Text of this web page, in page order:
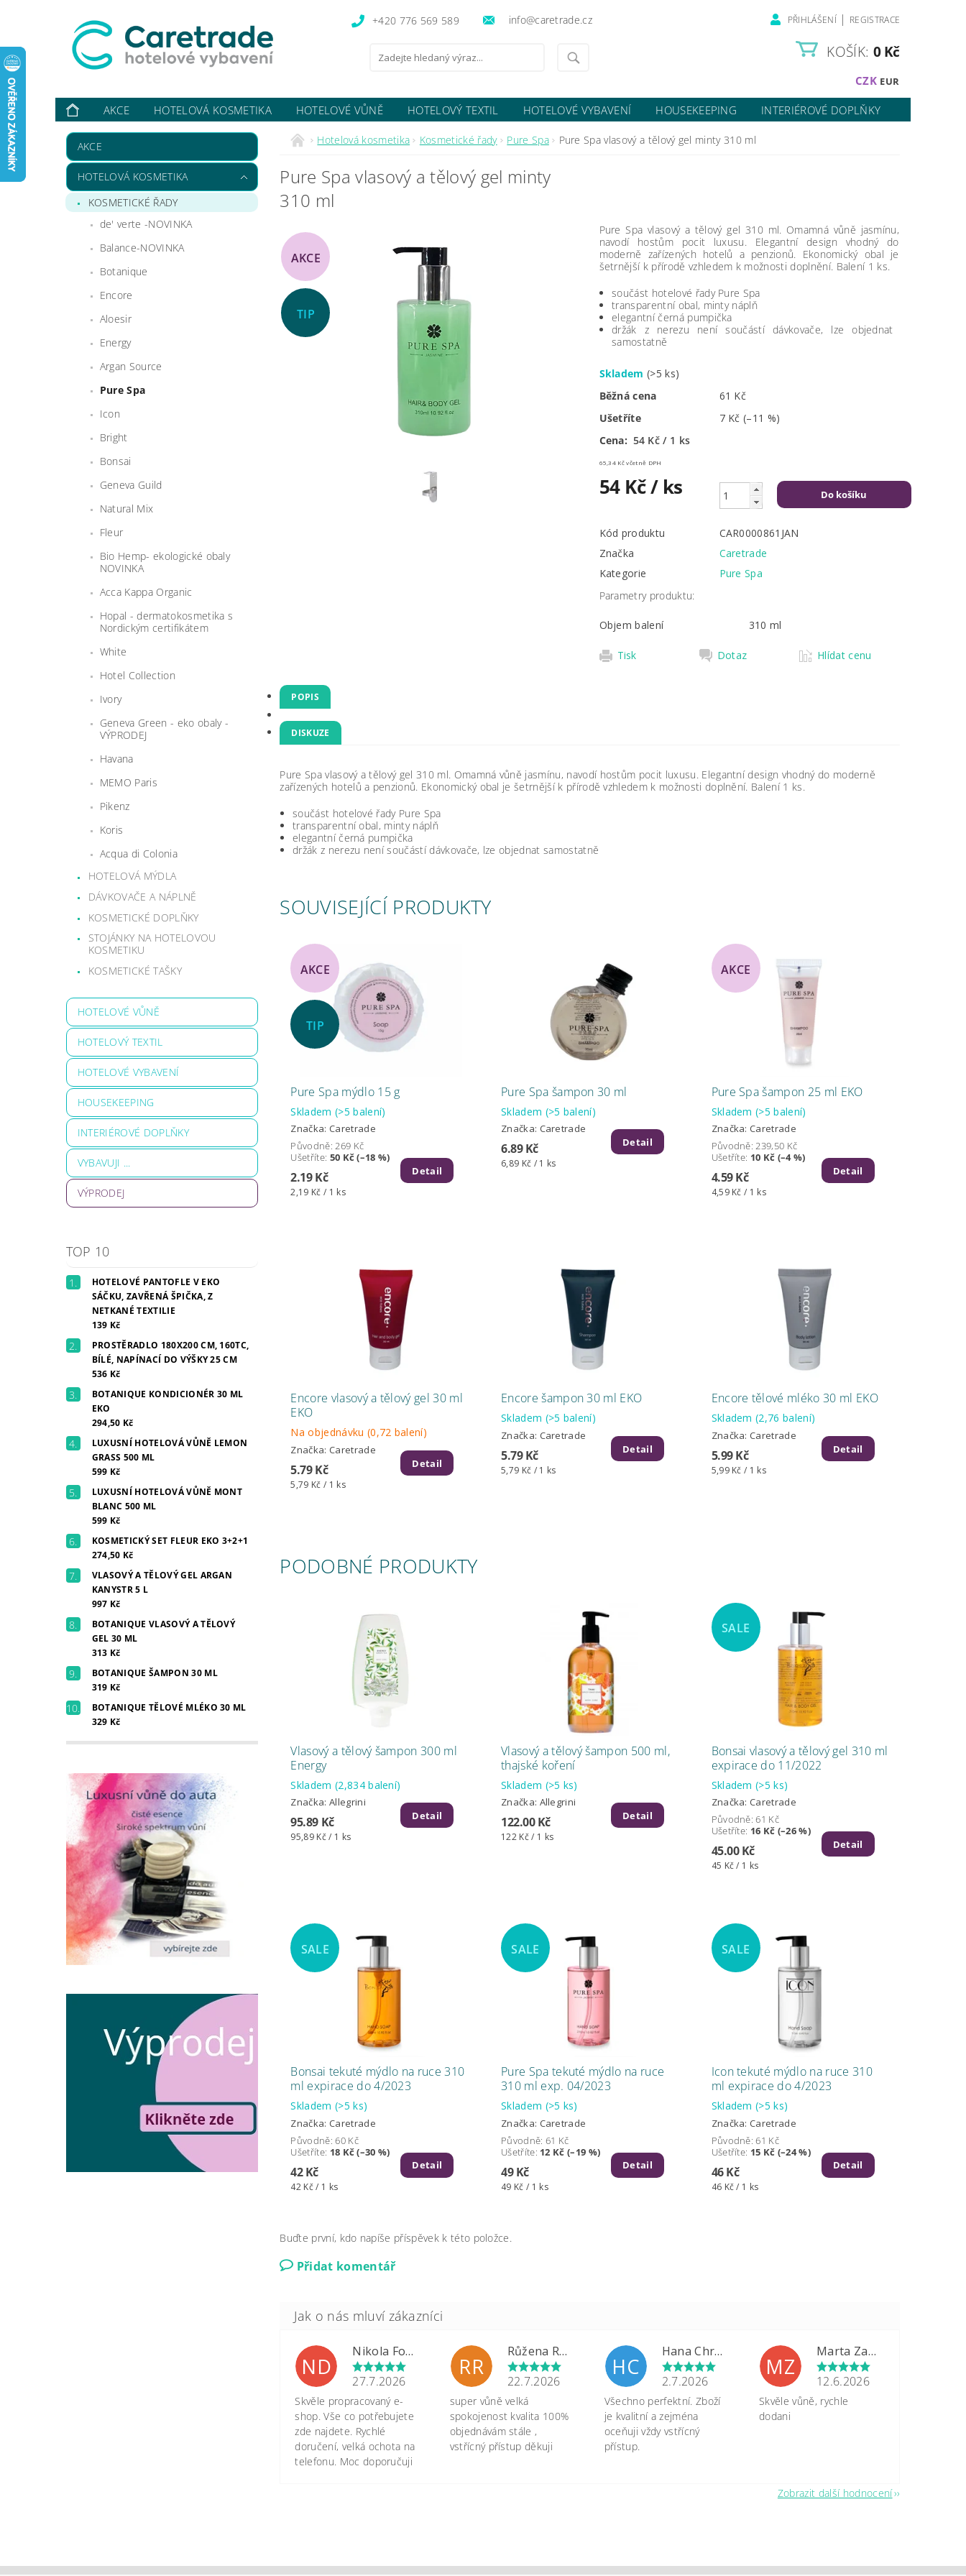
+420 776 569 589 info@caretrade.cz PŘIHLÁŠENÍ | REGISTRACE
CZK EUR
KOŠÍK: 0 Kč
AKCE HOTELOVÁ KOSMETIKA HOTELOVÉ VŮNĚ HOTELOVÝ TEXTIL HOTELOVÉ VYBAVENÍ HOUSEKEEPING
INTERIÉROVÉ DOPLŇKY
VYBAVUJI ...
KONTAKTY O NÁS HODNOCENÍ OBCHODU
AKCE
HOTELOVÁ KOSMETIKA
KOSMETICKÉ ŘADY
de' verte -NOVINKA
Balance-NOVINKA
Botanique
Encore
Aloesir
Energy
Argan Source
Pure Spa
Icon
Bright
Bonsai
Geneva Guild
Natural Mix
Fleur
Bio Hemp- ekologické obaly
NOVINKA
Acca Kappa Organic
Hopal - dermatokosmetika s
Nordickým certifikátem
White
Hotel Collection
Ivory
Geneva Green - eko obaly -
VÝPRODEJ
Havana
MEMO Paris
Pikenz
Koris
Acqua di Colonia
HOTELOVÁ MÝDLA
DÁVKOVAČE A NÁPLNĚ
KOSMETICKÉ DOPLŇKY
STOJÁNKY NA HOTELOVOU
KOSMETIKU
KOSMETICKÉ TAŠKY
HOTELOVÉ VŮNĚ
HOTELOVÝ TEXTIL
HOTELOVÉ VYBAVENÍ
HOUSEKEEPING
INTERIÉROVÉ DOPLŇKY
VYBAVUJI ...
VÝPRODEJ
TOP 10
HOTELOVÉ PANTOFLE V EKO
SÁČKU, ZAVŘENÁ ŠPIČKA, Z
NETKANÉ TEXTILIE
139 Kč
PROSTĚRADLO 180X200 CM, 160TC,
BÍLÉ, NAPÍNACÍ DO VÝŠKY 25 CM
536 Kč
BOTANIQUE KONDICIONÉR 30 ML
EKO
294,50 Kč
LUXUSNÍ HOTELOVÁ VŮNĚ LEMON
GRASS 500 ML
599 Kč
LUXUSNÍ HOTELOVÁ VŮNĚ MONT
BLANC 500 ML
599 Kč
KOSMETICKÝ SET FLEUR EKO 3+2+1
274,50 Kč
VLASOVÝ A TĚLOVÝ GEL ARGAN
KANYSTR 5 L
997 Kč
BOTANIQUE VLASOVÝ A TĚLOVÝ
GEL 30 ML
313 Kč
BOTANIQUE ŠAMPON 30 ML
319 Kč
BOTANIQUE TĚLOVÉ MLÉKO 30 ML
329 Kč
Hotelová kosmetika Kosmetické řady Pure Spa Pure Spa vlasový a tělový gel minty 310 ml
Pure Spa vlasový a tělový gel minty
310 ml
AKCE
TIP
Pure Spa vlasový a tělový gel 310 ml. Omamná vůně jasmínu,
navodí hostům pocit luxusu. Elegantní design vhodný do
moderně zařízených hotelů a penzionů. Ekonomický obal je
šetrnější k přírodě vzhledem k možnosti doplnění. Balení 1 ks.
součást hotelové řady Pure Spa
transparentní obal, minty náplň
elegantní černá pumpička
držák z nerezu není součástí dávkovače, lze objednat
samostatně
Skladem(>5 ks)
Běžná cena
61 Kč
Ušetříte
7 Kč(–11 %)
Cena: 54 Kč / 1 ks
65,34 Kč včetně DPH
54 Kč/ ks
Kód produktu
CAR0000861JAN
Značka
Caretrade
Kategorie
Pure Spa
Parametry produktu:
Objem balení 310 ml
Tisk Dotaz Hlídat cenu
POPIS
DISKUZE
Pure Spa vlasový a tělový gel 310 ml. Omamná vůně jasmínu, navodí hostům pocit luxusu. Elegantní design vhodný do moderně
zařízených hotelů a penzionů. Ekonomický obal je šetrnější k přírodě vzhledem k možnosti doplnění. Balení 1 ks.
součást hotelové řady Pure Spa
transparentní obal, minty náplň
elegantní černá pumpička
držák z nerezu není součástí dávkovače, lze objednat samostatně
SOUVISEJÍCÍ PRODUKTY
AKCE
TIP
Pure Spa mýdlo 15 g
Skladem (>5 balení)
Značka: Caretrade
Původně:269 Kč
Ušetříte: 50 Kč (–18 %)
2.19 Kč
2,19 Kč / 1 ks
Detail
Pure Spa šampon 30 ml
Skladem (>5 balení)
Značka: Caretrade
6.89 Kč
6,89 Kč / 1 ks
Detail
AKCE
Pure Spa šampon 25 ml EKO
Skladem(>5 balení)
Značka: Caretrade
Původně:239,50 Kč
Ušetříte: 10 Kč (–4 %)
4.59 Kč
4,59 Kč / 1 ks
Detail
Encore vlasový a tělový gel 30 ml
EKO
Na objednávku (0,72 balení)
Značka: Caretrade
5.79 Kč
5,79 Kč / 1 ks
Detail
Encore šampon 30 ml EKO
Skladem (>5 balení)
Značka: Caretrade
5.79 Kč
5,79 Kč / 1 ks
Detail
Encore tělové mléko 30 ml EKO
Skladem(2,76 balení)
Značka: Caretrade
5.99 Kč
5,99 Kč / 1 ks
Detail
PODOBNÉ PRODUKTY
Vlasový a tělový šampon 300 ml
Energy
Skladem (2,834 balení)
Značka: Allegrini
95.89 Kč
95,89 Kč / 1 ks
Detail
Vlasový a tělový šampon 500 ml,
thajské koření
Skladem (>5 ks)
Značka: Allegrini
122.00 Kč
122 Kč / 1 ks
Detail
SALE
Bonsai vlasový a tělový gel 310 ml
expirace do 11/2022
Skladem(>5 ks)
Značka: Caretrade
Původně:61 Kč
Ušetříte: 16 Kč (–26 %)
45.00 Kč
45 Kč / 1 ks
Detail
SALE
Bonsai tekuté mýdlo na ruce 310
ml expirace do 4/2023
Skladem (>5 ks)
Značka: Caretrade
Původně:60 Kč
Ušetříte: 18 Kč (–30 %)
42 Kč
42 Kč / 1 ks
Detail
SALE
Pure Spa tekuté mýdlo na ruce
310 ml exp. 04/2023
Skladem (>5 ks)
Značka: Caretrade
Původně: 61 Kč
Ušetříte: 12 Kč (–19 %)
49 Kč
49 Kč / 1 ks
Detail
SALE
Icon tekuté mýdlo na ruce 310
ml expirace do 4/2023
Skladem(>5 ks)
Značka: Caretrade
Původně:61 Kč
Ušetříte: 15 Kč (–24 %)
46 Kč
46 Kč / 1 ks
Detail
Buďte první, kdo napíše příspěvek k této položce.
Přidat komentář
ND
Nikola Formánková Dvořáková
27.7.2026
Skvěle propracovaný e-
shop. Vše co potřebujete
zde najdete. Rychlé
doručení, velká ochota na
telefonu. Moc doporučuji
RR
Růžena Rypková
22.7.2026
super vůně velká
spokojenost kvalita 100%
objednávám stále ,
vstřícný přístup děkuji
HC
Hana Chrastinová
2.7.2026
Všechno perfektní. Zboží
je kvalitní a zejména
oceňuji vždy vstřícný
přístup.
MZ
Marta Zapletalová
12.6.2026
Skvěle vůně, rychle
dodani
Zobrazit další hodnocení